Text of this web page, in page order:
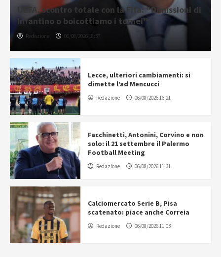
UEFA, scontro totale con la Fifa: “Dimissioni di
Infantino o boicottiamo i tornei”
Redazione 06/08/2026 18:57
Lecce, ulteriori cambiamenti: si
dimette l’ad Mencucci
Redazione 06/08/2026 16:21
Facchinetti, Antonini, Corvino e non
solo: il 21 settembre il Palermo
Football Meeting
Redazione 06/08/2026 11:31
Calciomercato Serie B, Pisa
scatenato: piace anche Correia
Redazione 06/08/2026 11:03